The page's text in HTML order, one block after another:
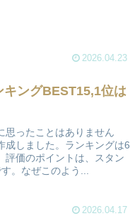
2026.04.23
ングBEST15,1位は
思ったことはありません
成しました。ランキングは6
評価のポイントは、スタン
。なぜこのよう...
2026.04.17